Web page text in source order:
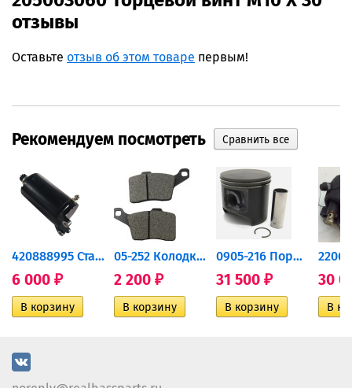
отзывы
Оставьте отзыв об этом товаре первым!
Рекомендуем посмотреть
420888995 Стартер для...
6 000 ₽
05-252 Колодки тормозные...
2 200 ₽
0905-216 Поршень Arctic Cat...
31 500 ₽ 30